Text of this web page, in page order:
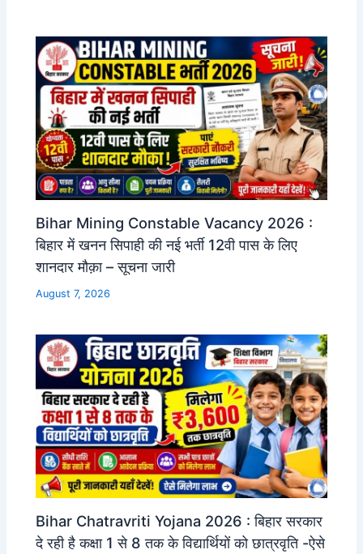
Bihar Mining Constable Vacancy 2026 :
बिहार में खनन सिपाही की नई भर्ती 12वी पास के लिए
शानदार मौक़ा – सूचना जारी
August 7, 2026
Bihar Chatravriti Yojana 2026 : बिहार सरकार
दे रही है कक्षा 1 से 8 तक के विद्यार्थियों को छात्रवृति -ऐसे